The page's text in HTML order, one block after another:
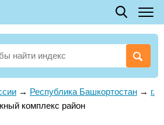
→ Республика Башкортостан → г.
комплекс район